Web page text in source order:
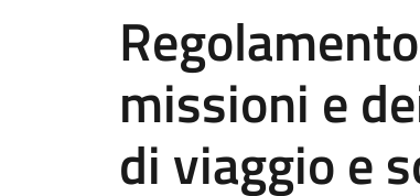
missioni e
di viaggio e